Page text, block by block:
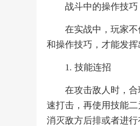
战斗中的操作技巧
在实战中，玩家
和操作技巧，才能发挥
1. 技能连招
在攻击敌人时，
速打击，再使用技能
消灭敌方后排或者进行